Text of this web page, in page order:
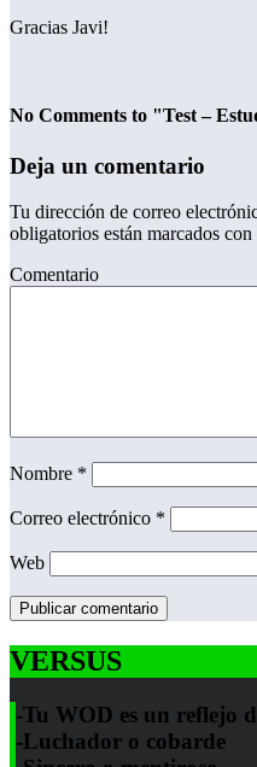
Gracias Javi!
No Comments to "Test –
Deja un comentario
Tu dirección de correo
obligatorios están marcados con
Comentario
Nombre *
Correo electrónico *
Web
VERSUS
-Tu WOD es un reflejo
-Luchador o cobarde